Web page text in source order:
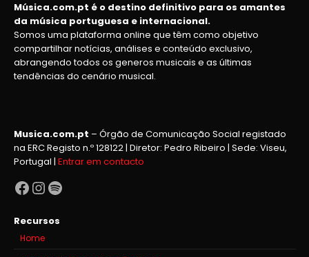
Música.com.pt é o destino definitivo para os amantes
da música portuguesa e internacional.
Somos uma plataforma online que têm como objetivo
compartilhar notícias, análises e conteúdo exclusivo,
abrangendo todos os generos musicais e as últimas
tendências do cenário musical.
Musica.com.pt – Órgão de Comunicação Social registado
na ERC Registo n.º 128122 | Diretor: Pedro Ribeiro | Sede: Viseu,
Portugal | Entrar em contacto
Facebook
Instagram
Spotify
Recursos
Home